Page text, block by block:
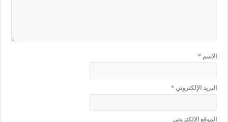
*
الإلكتروني*
الإلكتروني